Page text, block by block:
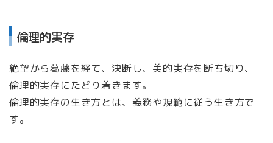
倫理的実存
絶望から葛藤を経て、決断し、美的実存を断ち切り、
倫理的実存にたどり着きます。
倫理的実存の生き方とは、義務や規範に従う生き方で
す。